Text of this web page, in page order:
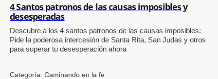
4 Santos patronos de las causas imposibles y
desesperadas
Descubre a los 4 santos patronos de las causas imposibles:
Pide la poderosa intercesión de Santa Rita, San Judas y otros
para superar tu desesperación ahora
Categoría:Caminando en la fe